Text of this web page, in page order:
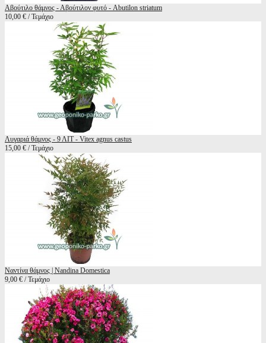
Αβούτιλο θάμνος - Αβούτιλον φυτό - Abutilon striatum
10,00 € / Τεμάχιο
Λυγαριά θάμνος - 9 ΛΙΤ - Vitex agnus castus
15,00 € / Τεμάχιο
Ναντίνα θάμνος | Nandina Domestica
9,00 € / Τεμάχιο